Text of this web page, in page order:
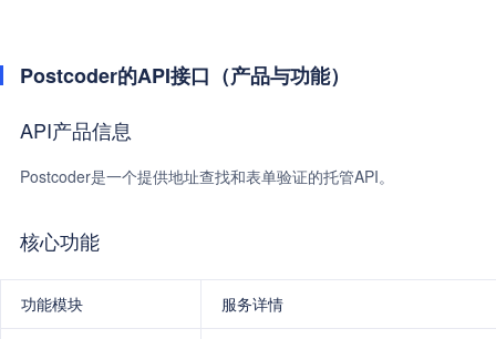
Postcoder的API接口（产品与功能）
API产品信息
Postcoder是一个提供地址查找和表单验证的托管API。
核心功能
功能模块 服务详情